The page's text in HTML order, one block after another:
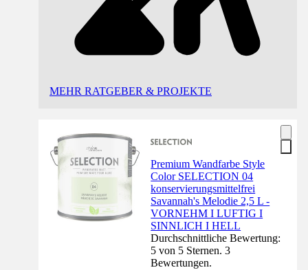
MEHR RATGEBER & PROJEKTE
Premium Wandfarbe Style
Color SELECTION 04
konservierungsmittelfrei
Savannah's Melodie 2,5 L -
VORNEHM I LUFTIG I
SINNLICH I HELL
Durchschnittliche Bewertung:
5 von 5 Sternen. 3
Bewertungen.